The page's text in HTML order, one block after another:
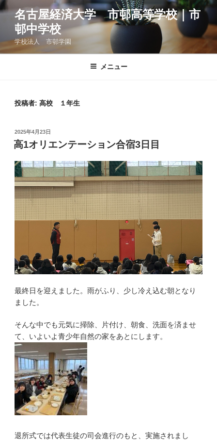
コ
ン
ツ
名古屋経済大学 市邨高等学校｜市
邨中学校
学校法人 市邨学園
メニュー
投稿者: 高校 １年生
投
稿
日:
2025年4月23日
高1オリエンテーション合宿3日目
最終日を迎えました。雨がふり、少し冷え込む朝となり
ました。
そんな中でも元気に掃除、片付け、朝食、洗面を済ませ
て、いよいよ青少年自然の家をあとにします。
退所式では代表生徒の司会進行のもと、実施されまし